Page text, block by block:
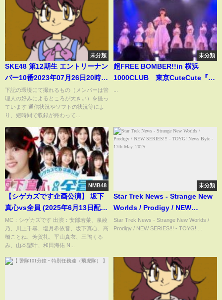
LIVE）
未分類
SKE48 第12期生 エントリーナン
バー10番2023年07月26日20時
02分23秒 ske48 12th 10
下記の環境にて撮れるもの（メンバーは管
理人の好みによるところが大きい）を撮っ
ています 通信状況やソフトの状況等によ
り、短時間で収録が終わって...
未分類
超FREE BOMBER!!in 横浜
1000CLUB 東京CuteCute『夏
NMB48
【シゲカズです企画公演】 坂下
真心vs全員 (2025年6月13日配信
分)
MC：シゲカズです 出演：安部若菜、泉綾
乃、川上千尋、塩月希依音、坂下真心、高
橋ことね、芳賀礼、平山真衣、三鴨くる
み、山本望叶、和田海佑 N...
未分類
Star Trek News - Strange New
Worlds / Prodigy / NEW
SERIES!!! - TOYG! News Byte -
17th May, 2025
Star Trek News - Strange New Worlds /
Prodigy / NEW SERIES!!! - TOYG! ...